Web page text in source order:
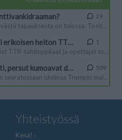
Yhteistyössä
Kesä!